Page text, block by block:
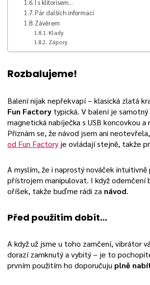
I s klitorisem…
Pár dalších informací
Závěrem
Klady
Zápory
Rozbalujeme!
Balení nijak nepřekvapí – klasická zlatá
Fun Factory typická. V balení je samotný
magnetická nabíječka s USB koncovkou a
Přiznám se, že návod jsem ani
od Fun Factory je ovládají stejně, takže
A myslím, že i naprostý nováček intuitivně
přístrojem manipulovat. I když odemčení
oříšek, takže buďme rádi za návod.
Před použitím dobít…
A když už jsme u toho zamčení, vibrátor
dorazí zamknutý a vybitý – je to
prvním použitím ho doporučuju plně